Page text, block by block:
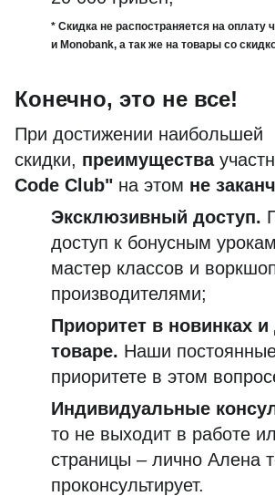
* Скидка не распостраняется на оплату
и Monobank, а так же на товары со
Конечно, это не все!
При достижении наибольшей
скидки, преимущества
Code Club" на этом не
Эксклюзивный доступ.
доступ к бонусным
мастер классов и
производителями;
Приоритет в новинках
товаре. Наши
приоритете в этом
Индивидуальные
то не выходит в работе
страницы – лично Алена
проконсультирует.